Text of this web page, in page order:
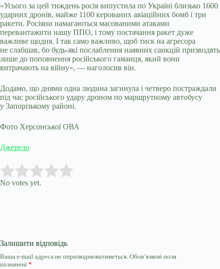
«Усього за цей тиждень росія випустила по Україні близько 1600
ударних дронів, майже 1100 керованих авіаційних бомб і три
ракети. Росіяни намагаються масованими атаками
перевантажити нашу ППО, і тому постачання ракет дуже
важливе щодня. І так само важливо, щоб тиск на агресора
не слабшав, бо будь-які послаблення наявних санкцій призводять
лише до поповнення російського гаманця, який вони
витрачають на війну», — наголосив він.
Додамо, що днями одна людина загинула і четверо постраждали
під час російського удару дроном по маршрутному автобусу
у Запорізькому районі.
Фото Херсонської ОВА
Джерело
Rate this item:
No votes yet.
Залишити відповідь
Ваша e-mail адреса не оприлюднюватиметься. Обов’язкові поля
позначені *